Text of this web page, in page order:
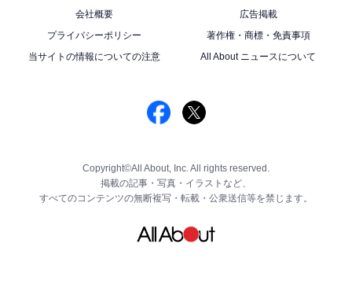
会社概要
広告掲載
プライバシーポリシー
著作権・商標・免責事項
当サイトの情報についての注意
All About ニュースについて
Copyright©All About, Inc. All rights reserved.
掲載の記事・写真・イラストなど、
すべてのコンテンツの無断複写・転載・公衆送信等を禁じます。